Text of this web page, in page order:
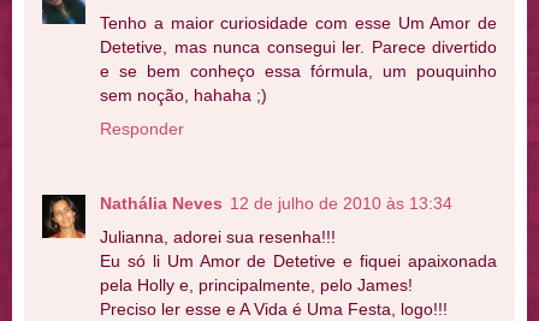
Tenho a maior curiosidade com esse Um Amor de
Detetive, mas nunca consegui ler. Parece divertido
e se bem conheço essa fórmula, um pouquinho
sem noção, hahaha ;)
Responder
Nathália Neves 12 de julho de 2010 às 13:34
Julianna, adorei sua resenha!!!
Eu só li Um Amor de Detetive e fiquei apaixonada
pela Holly e, principalmente, pelo James!
Preciso ler esse e A Vida é Uma Festa, logo!!!